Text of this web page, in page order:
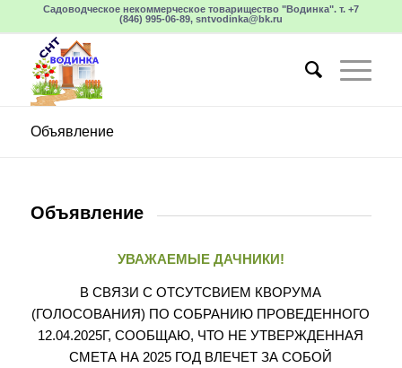
Садоводческое некоммерческое товарищество "Водинка". т. +7
(846) 995-06-89, sntvodinka@bk.ru
Объявление
Объявление
УВАЖАЕМЫЕ ДАЧНИКИ!
В СВЯЗИ С ОТСУТСВИЕМ КВОРУМА
(ГОЛОСОВАНИЯ) ПО СОБРАНИЮ ПРОВЕДЕННОГО
12.04.2025Г, СООБЩАЮ, ЧТО НЕ УТВЕРЖДЕННАЯ
СМЕТА НА 2025 ГОД ВЛЕЧЕТ ЗА СОБОЙ